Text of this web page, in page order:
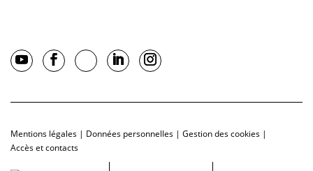
Mentions légales | Données personnelles | Gestion des cookies |
Accès et contacts